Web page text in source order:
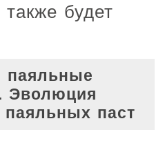
будет
паяльные
Эволюция
паст